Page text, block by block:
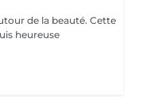
de la beauté. Cette
heureuse